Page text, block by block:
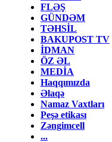
FLƏŞ
GÜNDƏM
TƏHSİL
BAKUPOST TV
İDMAN
ÖZ ƏL
MEDİA
Haqqımızda
Əlaqə
Namaz Vaxtları
Peşə etikası
Zəngimcell
...